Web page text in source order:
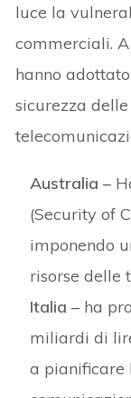
luce la
commerciali.
hanno
sicurezza
Australia –
(Security of
imponendo
risorse delle
Italia – ha
miliardi di
a pianificare